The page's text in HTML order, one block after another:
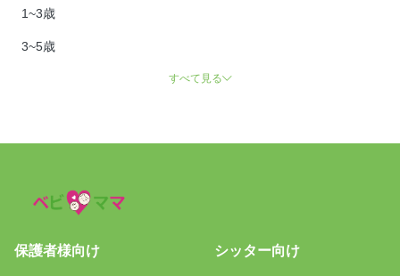
1~3歳
3~5歳
すべて見る
保護者様向け シッター向け